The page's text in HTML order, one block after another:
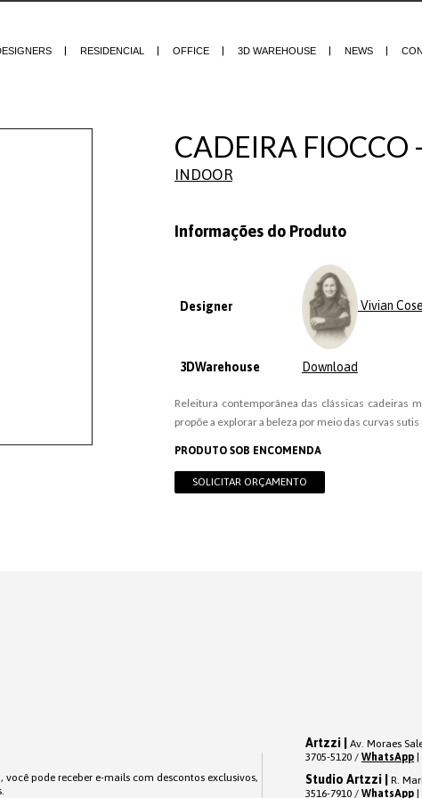
RESIDENCIAL OFFICE 3D WAREHOUSE NEWS
CADEIRA
INDOOR
Informações do Produto
Designer Vivian
3DWarehouse Download
Releitura contemporânea das clássicas cadeiras
propõe a explorar a beleza por meio das curvas
PRODUTO SOB ENCOMENDA
SOLICITAR ORÇAMENTO
você pode receber e-mails com descontos exclusivos,
Artzzi | Av. Moraes
3705-5120 /WhatsApp
Studio Artzzi | R.
3516-7910 /WhatsApp